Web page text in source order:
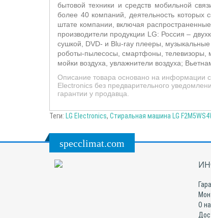
бытовой техники и средств мобильной
более 40 компаний, деятельность
штате компании, включая
производители продукции LG: Россия –
сушкой, DVD- и Blu-ray плееры,
роботы-пылесосы, смартфоны,
мойки воздуха, увлажнители воздуха;
Описание товара основано на информации
Electronics без предварительного
гарантии у продавца.
Теги: LG Electronics, Стиральная машина LG
specclimat.com
О